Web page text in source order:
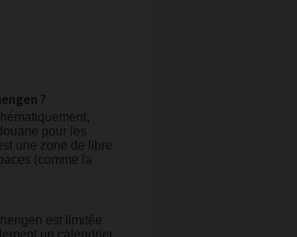
?
pour les
une zone de libre
(comme la
est limitée